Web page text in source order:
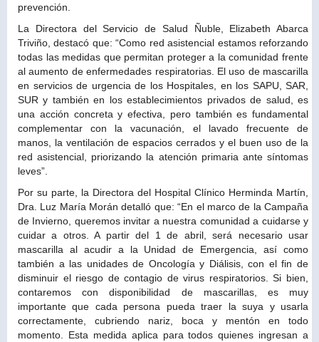
prevención.
La Directora del Servicio de Salud Ñuble, Elizabeth Abarca
Triviño, destacó que: “Como red asistencial estamos reforzando
todas las medidas que permitan proteger a la comunidad frente
al aumento de enfermedades respiratorias. El uso de mascarilla
en servicios de urgencia de los Hospitales, en los SAPU, SAR,
SUR y también en los establecimientos privados de salud, es
una acción concreta y efectiva, pero también es fundamental
complementar con la vacunación, el lavado frecuente de
manos, la ventilación de espacios cerrados y el buen uso de la
red asistencial, priorizando la atención primaria ante síntomas
leves”.
Por su parte, la Directora del Hospital Clínico Herminda Martín,
Dra. Luz María Morán detalló que: “En el marco de la Campaña
de Invierno, queremos invitar a nuestra comunidad a cuidarse y
cuidar a otros. A partir del 1 de abril, será necesario usar
mascarilla al acudir a la Unidad de Emergencia, así como
también a las unidades de Oncología y Diálisis, con el fin de
disminuir el riesgo de contagio de virus respiratorios. Si bien,
contaremos con disponibilidad de mascarillas, es muy
importante que cada persona pueda traer la suya y usarla
correctamente, cubriendo nariz, boca y mentón en todo
momento. Esta medida aplica para todos quienes ingresan a